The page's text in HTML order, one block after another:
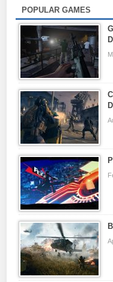
POPULAR GAMES